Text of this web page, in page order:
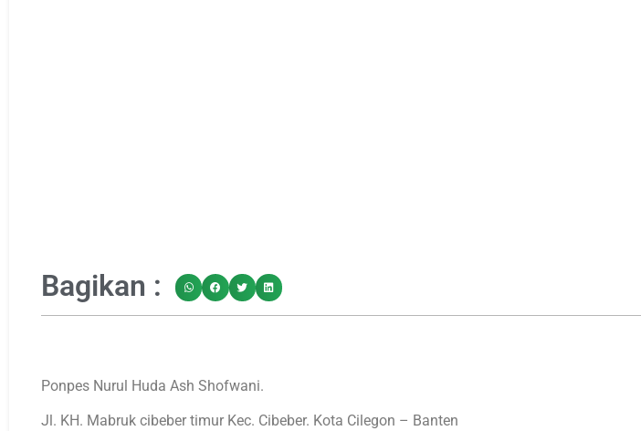
Bagikan :
Ponpes Nurul Huda Ash Shofwani.
Jl. KH. Mabruk cibeber timur Kec. Cibeber. Kota Cilegon – Banten